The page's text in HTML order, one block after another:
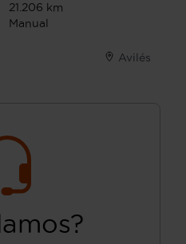
21.206 km
Manual
Avilés